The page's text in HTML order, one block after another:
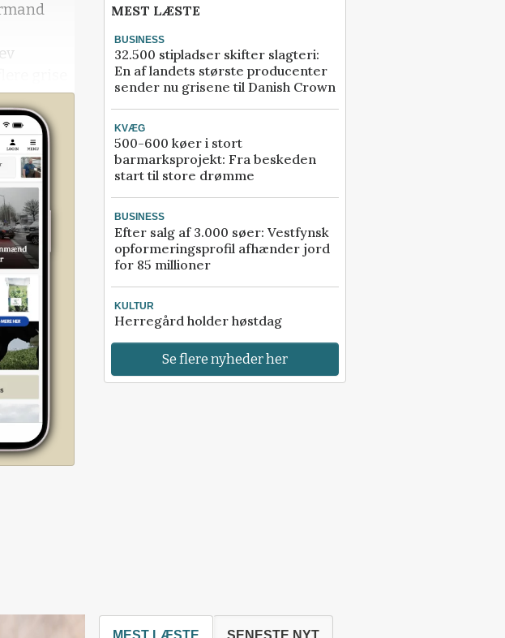
MEST LÆSTE
BUSINESS
32.500 stipladser skifter slagteri:
En af landets største producenter
sender nu grisene til Danish Crown
KVÆG
500-600 køer i stort
barmarksprojekt: Fra beskeden
start til store drømme
BUSINESS
Efter salg af 3.000 søer: Vestfynsk
opformeringsprofil afhænder jord
for 85 millioner
KULTUR
Herregård holder høstdag
Se flere nyheder her
MEST LÆSTE SENESTE NYT